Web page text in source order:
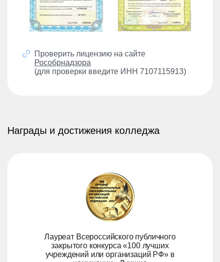
Проверить лицензию на сайте
Рособрнадзора
(для проверки введите ИНН 7107115913)
Награды и достижения колледжа
Лауреат Всероссийского публичного
закрытого конкурса «100 лучших
учреждений или организаций РФ» в